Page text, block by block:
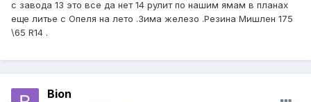
с завода 13 это все да нет 14 рулит по нашим ямам в планах
еще литье с Опеля на лето .Зима железо .Резина Мишлен 175
\65 R14 .
Bion